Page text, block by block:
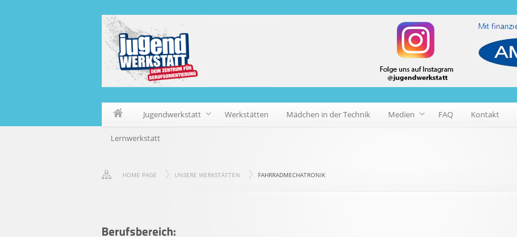
Jugendwerkstatt Werkstätten Mädchen in der Technik Medien FAQ Kontakt
Lernwerkstatt
HOME PAGE UNSERE WERKSTÄTTEN FAHRRADMECHATRONIK